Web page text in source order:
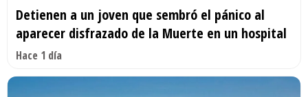
Detienen a un joven que sembró el pánico al
aparecer disfrazado de la Muerte en un hospital
Hace 1 día